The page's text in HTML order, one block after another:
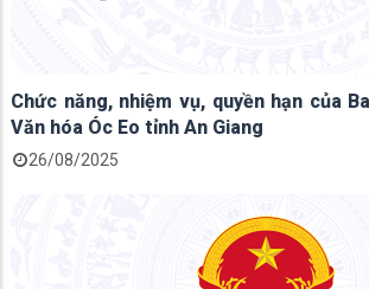
Chức năng, nhiệm vụ, quyền hạn của
Văn hóa Óc Eo tỉnh An Giang
26/08/2025